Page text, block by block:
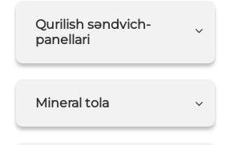
Qurilish səndvich-
panellari
Mineral tola